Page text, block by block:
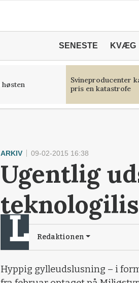
SENESTE KVÆG
Svineproducenter
pris en katastrofe
ARKIV 09-02-2015 16:38
Ugentlig
Redaktionen
Hyppig gylleudslusning – i